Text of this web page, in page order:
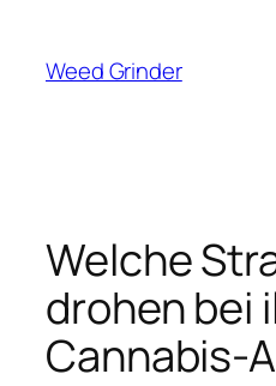
springen
Weed Grinder
Welche
drohen bei
Cannabis-